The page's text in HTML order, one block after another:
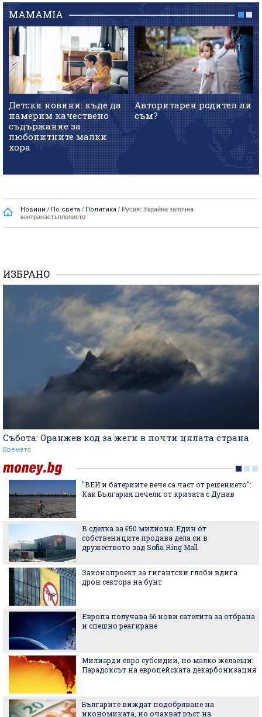
MAMAMIA
Детски новини: къде да
намерим качествено
съдържание за
любопитните малки
хора
Авторитарен родител ли
съм?
Новини / По света / Политика / Русия: Украйна започна
контранастъплението
ИЗБРАНО
Събота: Оранжев код за жеги в почти цялата страна
Времето
"ВЕИ и батериите вече са част от решението":
Как България печели от кризата с Дунав
В сделка за €50 милиона: Един от
собствениците продава дела си в
дружеството зад Sofia Ring Mall
Законопроект за гигантски глоби вдига
дрон сектора на бунт
Европа получава 66 нови сателита за отбрана
и спешно реагиране
Милиарди евро субсидии, но малко желаещи:
Парадоксът на европейската декарбонизация
Българите виждат подобряване на
икономиката, но очакват ръст на